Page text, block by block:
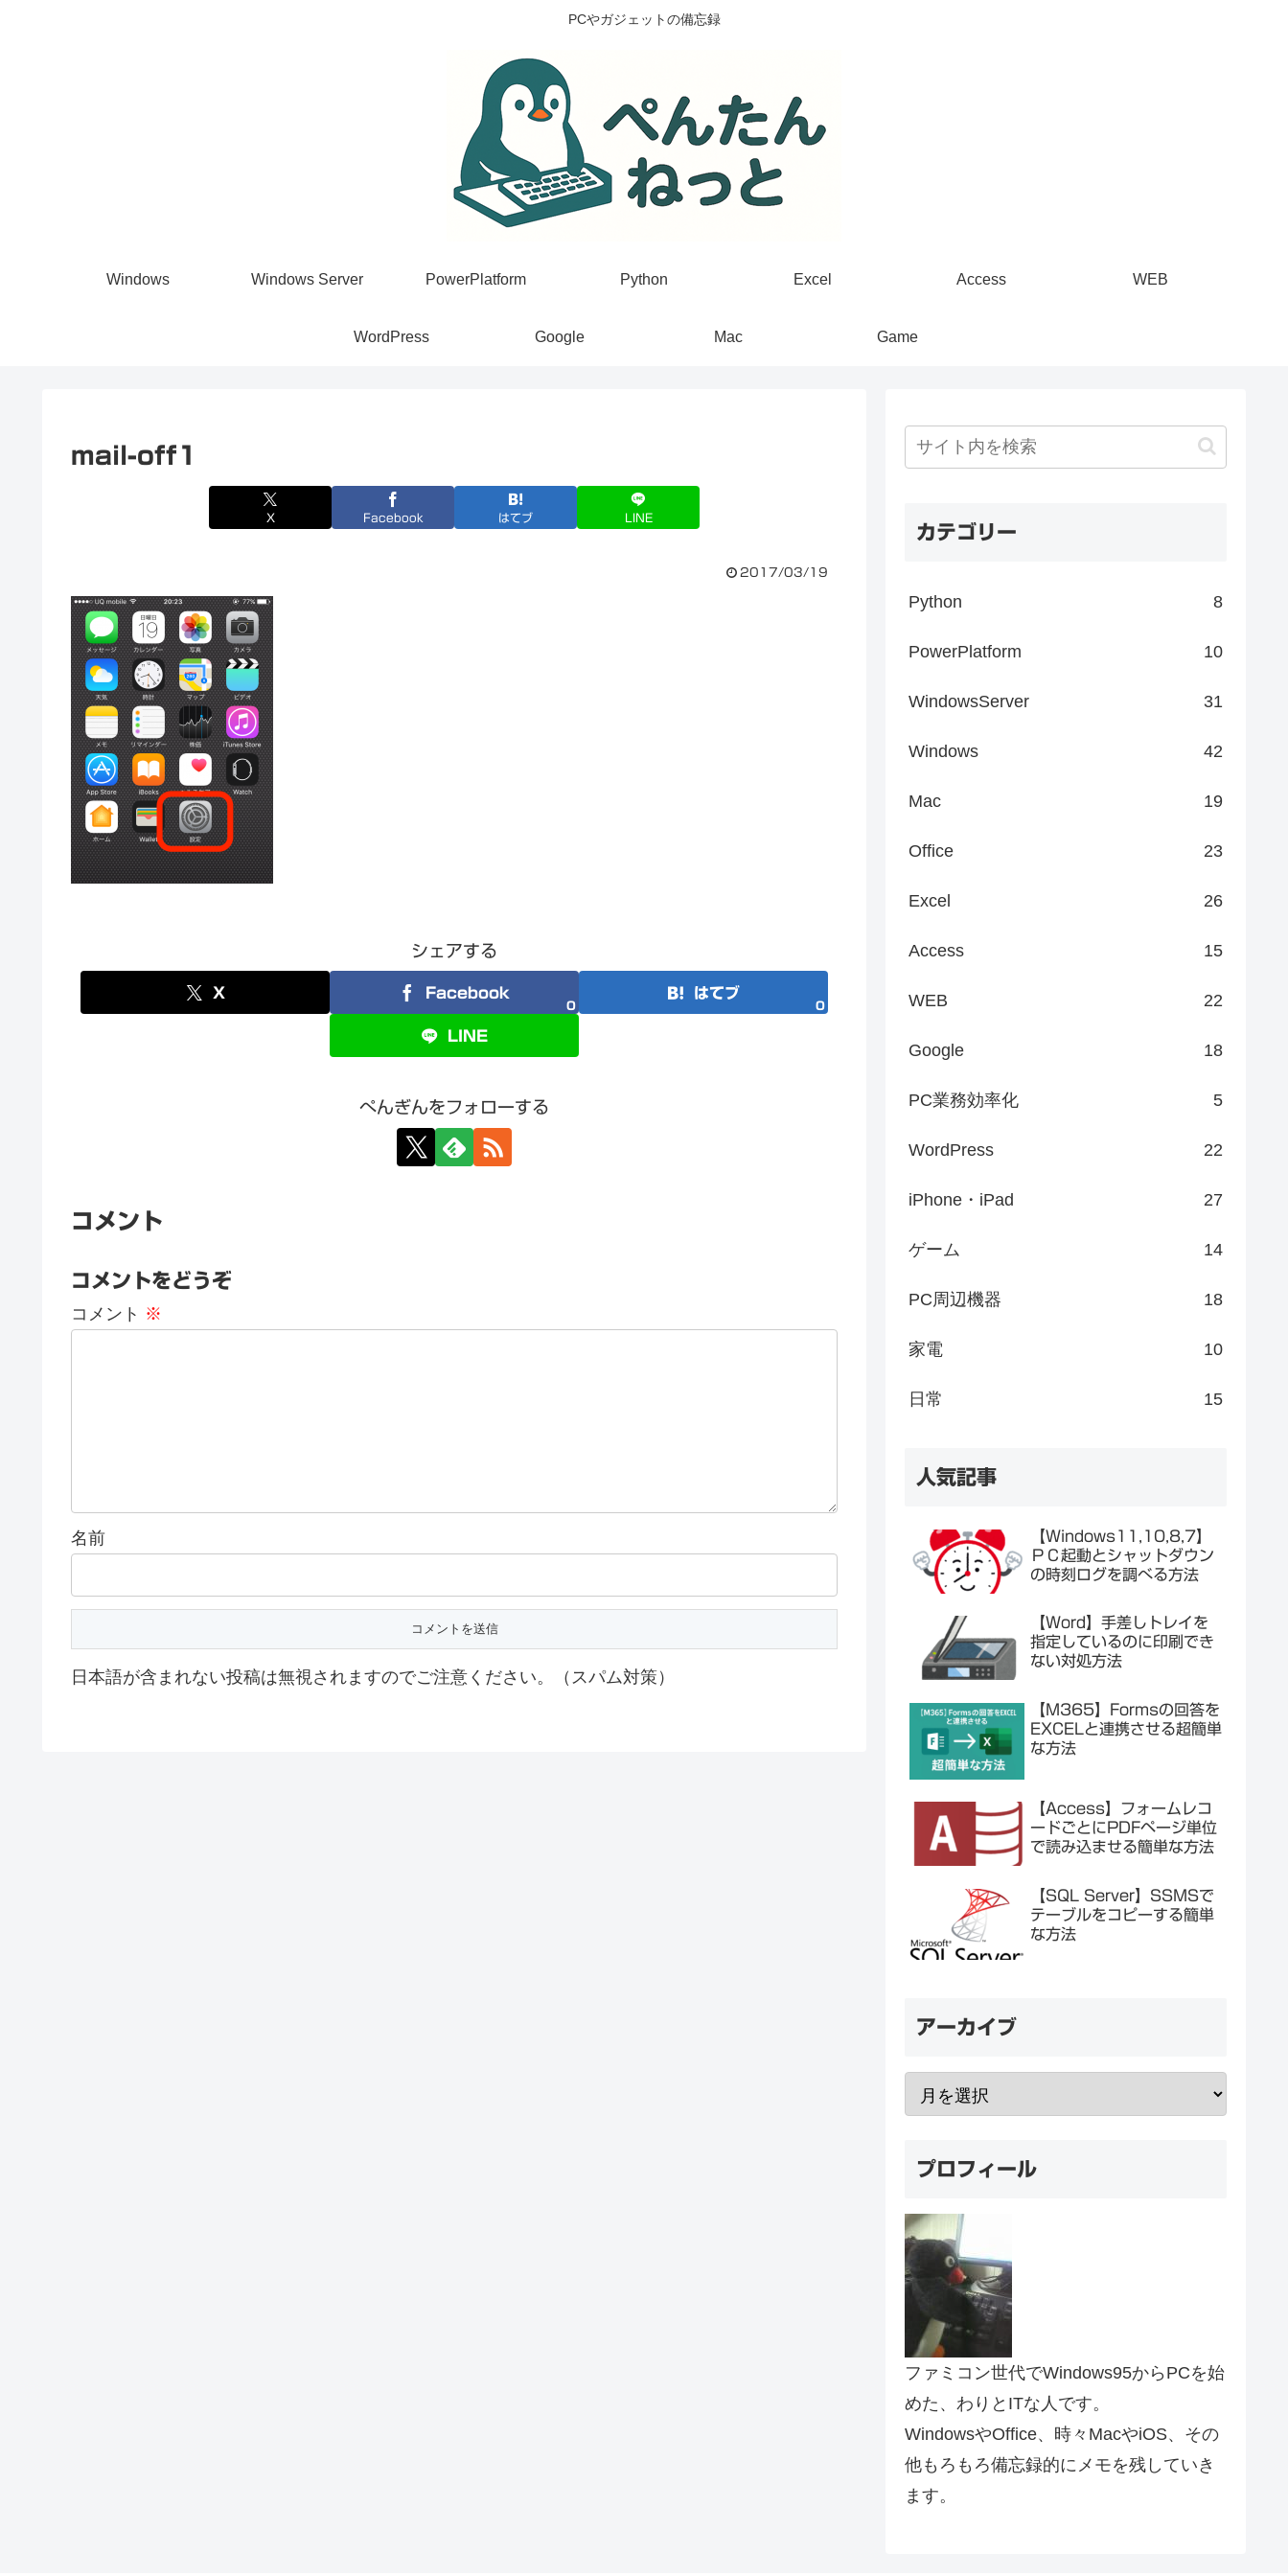
PCやガジェットの備忘録
Windows Windows Server PowerPlatform Python Excel Access WEB
WordPress Google Mac Game
mail-off1
X Facebook はてブ LINE
2017/03/19
シェアする
X Facebook
0
はてブ
0
LINE
ぺんぎんをフォローする
コメント
コメントをどうぞ
コメント ※
名前
日本語が含まれない投稿は無視されますのでご注意ください。（スパム対策）
カテゴリー
Python 8
PowerPlatform 10
WindowsServer 31
Windows 42
Mac 19
Office 23
Excel 26
Access 15
WEB 22
Google 18
PC業務効率化 5
WordPress 22
iPhone・iPad 27
ゲーム 14
PC周辺機器 18
家電 10
日常 15
人気記事
【Windows11,10,8,7】
ＰＣ起動とシャットダウン
の時刻ログを調べる方法
【Word】手差しトレイを
指定しているのに印刷でき
ない対処方法
【M365】Formsの回答を
EXCELと連携させる超簡単
な方法
【Access】フォームレコ
ードごとにPDFページ単位
で読み込ませる簡単な方法
【SQL Server】SSMSで
テーブルをコピーする簡単
な方法
アーカイブ
プロフィール
ファミコン世代でWindows95からPCを始
めた、わりとITな人です。
WindowsやOffice、時々MacやiOS、その
他もろもろ備忘録的にメモを残していき
ます。